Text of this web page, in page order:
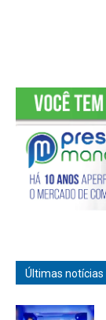
Últimas notícias